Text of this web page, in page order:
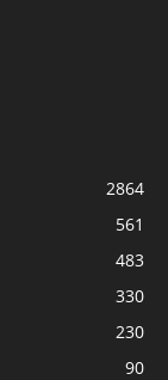
2864
561
483
330
230
90